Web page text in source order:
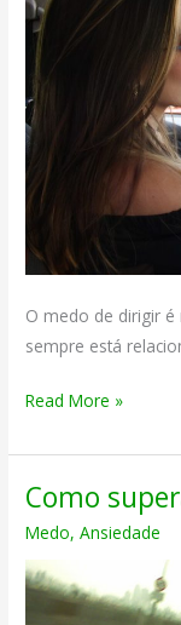
O medo de dirigir
sempre está
Medo
Dirigir
17
Read More »
Como
Medo,Ansiedade